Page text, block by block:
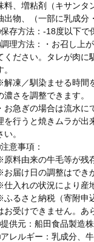
料、増粘剤（キサンタ
出物、（一部に乳成分
存方法：-18度以下で
理方法：・お召し上
ください。タレが肉に
。
解凍／馴染ませる時間
濃さを調整できます。
・お急ぎの場合は流水
を行うと焼きムラが出
い。
意事項：
原料由来の牛毛等が残
お届け日の調整はでき
仕入れの状況により産
ふるさと納税（寄附申
お受けできません。あ
供元：船田食品製造
レルギー：乳成分、